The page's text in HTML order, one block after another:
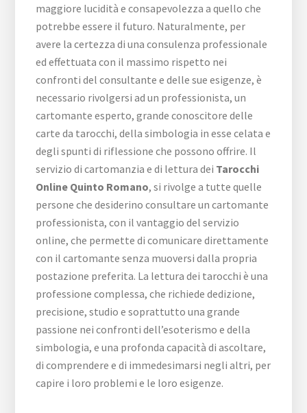
maggiore lucidità e consapevolezza a quello che
potrebbe essere il futuro. Naturalmente, per
avere la certezza di una consulenza professionale
ed effettuata con il massimo rispetto nei
confronti del consultante e delle sue esigenze, è
necessario rivolgersi ad un professionista, un
cartomante esperto, grande conoscitore delle
carte da tarocchi, della simbologia in esse celata e
degli spunti di riflessione che possono offrire. Il
servizio di cartomanzia e di lettura dei Tarocchi
Online Quinto Romano, si rivolge a tutte quelle
persone che desiderino consultare un cartomante
professionista, con il vantaggio del servizio
online, che permette di comunicare direttamente
con il cartomante senza muoversi dalla propria
postazione preferita. La lettura dei tarocchi è una
professione complessa, che richiede dedizione,
precisione, studio e soprattutto una grande
passione nei confronti dell’esoterismo e della
simbologia, e una profonda capacità di ascoltare,
di comprendere e di immedesimarsi negli altri, per
capire i loro problemi e le loro esigenze.